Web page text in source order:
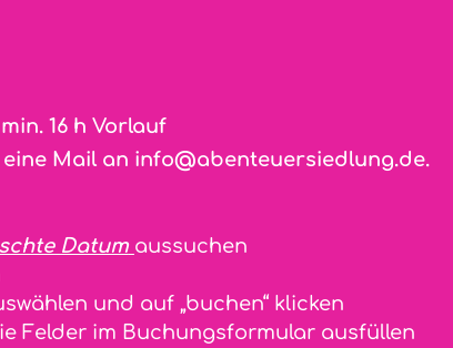
16 h Vorlauf
Mail an info@abenteuersiedlung.de.
Datum aussuchen
und auf „buchen“ klicken
Felder im Buchungsformular ausfüllen